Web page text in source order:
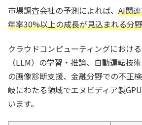
市場調査会社の予測によれば、 AI関
年率30%以上の成長が見込まれる分
クラウドコンピューティングにおけ
（LLM）の学習・推論、自動運転技
の画像診断支援、金融分野での不正
岐にわたる領域でエヌビディア製
います。